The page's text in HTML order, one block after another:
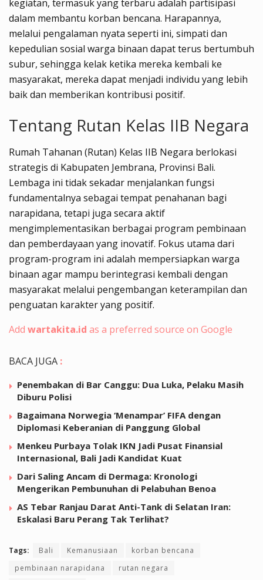
kegiatan, termasuk yang terbaru adalah partisipasi
dalam membantu korban bencana. Harapannya,
melalui pengalaman nyata seperti ini, simpati dan
kepedulian sosial warga binaan dapat terus bertumbuh
subur, sehingga kelak ketika mereka kembali ke
masyarakat, mereka dapat menjadi individu yang lebih
baik dan memberikan kontribusi positif.
Tentang Rutan Kelas IIB Negara
Rumah Tahanan (Rutan) Kelas IIB Negara berlokasi
strategis di Kabupaten Jembrana, Provinsi Bali.
Lembaga ini tidak sekadar menjalankan fungsi
fundamentalnya sebagai tempat penahanan bagi
narapidana, tetapi juga secara aktif
mengimplementasikan berbagai program pembinaan
dan pemberdayaan yang inovatif. Fokus utama dari
program-program ini adalah mempersiapkan warga
binaan agar mampu berintegrasi kembali dengan
masyarakat melalui pengembangan keterampilan dan
penguatan karakter yang positif.
Add wartakita.id as a preferred source on Google
BACA JUGA :
Penembakan di Bar Canggu: Dua Luka, Pelaku Masih
Diburu Polisi
Bagaimana Norwegia ‘Menampar’ FIFA dengan
Diplomasi Keberanian di Panggung Global
Menkeu Purbaya Tolak IKN Jadi Pusat Finansial
Internasional, Bali Jadi Kandidat Kuat
Dari Saling Ancam di Dermaga: Kronologi
Mengerikan Pembunuhan di Pelabuhan Benoa
AS Tebar Ranjau Darat Anti-Tank di Selatan Iran:
Eskalasi Baru Perang Tak Terlihat?
Tags: Bali Kemanusiaan
korban bencana
pembinaan narapidana
rutan negara